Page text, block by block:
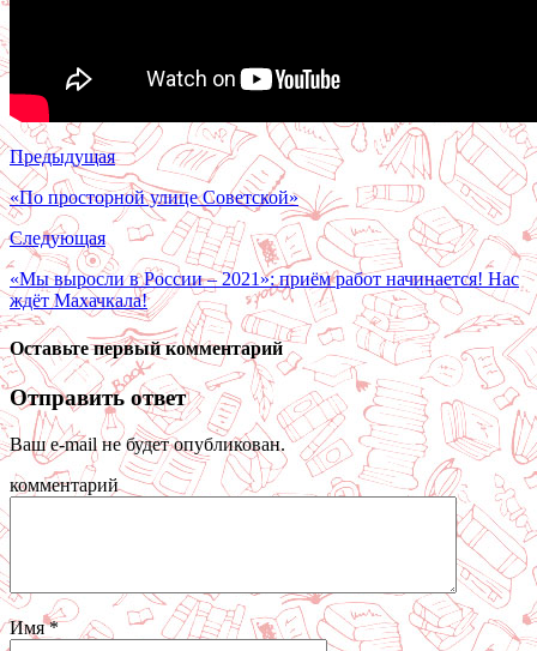
Предыдущая
«По просторной улице Советской»
Следующая
«Мы выросли в России – 2021»: приём работ начинается! Нас
ждёт Махачкала!
Оставьте первый комментарий
Отправить ответ
Ваш e-mail не будет опубликован.
комментарий
Имя*